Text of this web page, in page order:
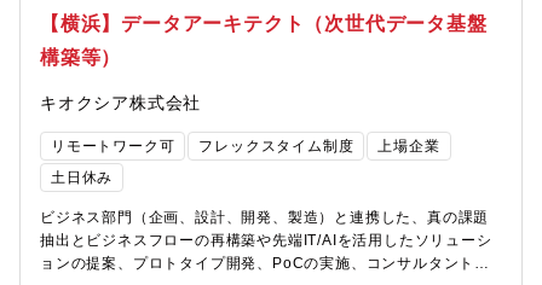
【横浜】データアーキテクト（次世代データ基盤
構築等）
キオクシア株式会社
リモートワーク可 フレックスタイム制度
上場企業
土日休み
ビジネス部門（企画、設計、開発、製造）と連携した、真の課題
抽出とビジネスフローの再構築や先端IT/AIを活用したソリューシ
ョンの提案、プロトタイプ開発、PoCの実施、コンサルタントや